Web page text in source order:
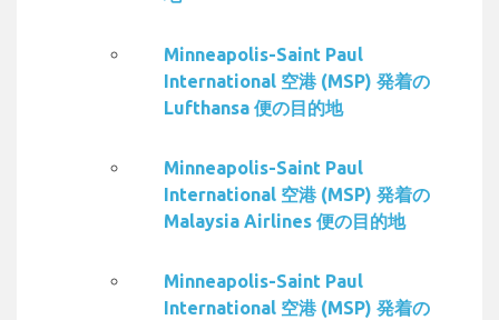
Minneapolis-Saint Paul
International 空港 (MSP) 発着の
Lufthansa 便の目的地
Minneapolis-Saint Paul
International 空港 (MSP) 発着の
Malaysia Airlines 便の目的地
Minneapolis-Saint Paul
International 空港 (MSP) 発着の